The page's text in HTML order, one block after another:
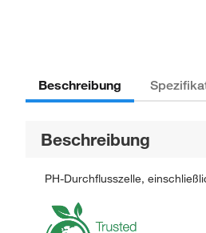
Beschreibung
Beschreibung
PH-Durchflusszelle,